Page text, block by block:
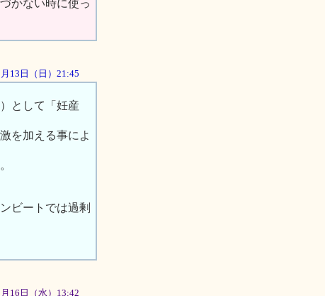
かない時に使っ
13日（日）21:45
として「妊産
を加える事によ
ビートでは過剰
16日（水）13:42